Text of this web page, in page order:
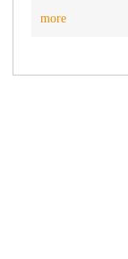
站、管线及沿
该工程作为安
more